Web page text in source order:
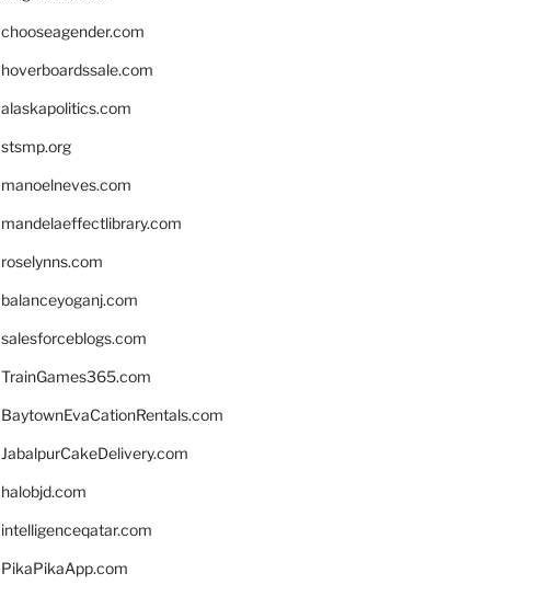
chooseagender.com
hoverboardssale.com
alaskapolitics.com
stsmp.org
manoelneves.com
mandelaeffectlibrary.com
roselynns.com
balanceyoganj.com
salesforceblogs.com
TrainGames365.com
BaytownEvaCationRentals.com
JabalpurCakeDelivery.com
halobjd.com
intelligenceqatar.com
PikaPikaApp.com